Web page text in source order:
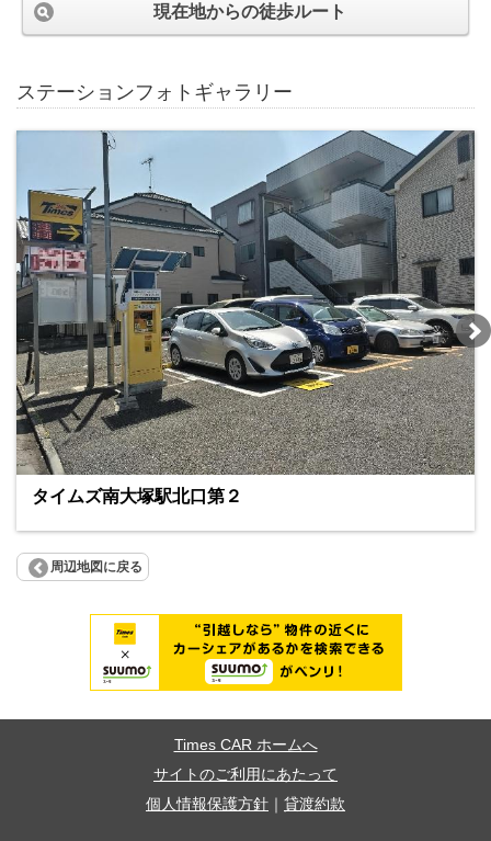
現在地からの徒歩ルート
ステーションフォトギャラリー
タイムズ南大塚駅北口第２
周辺地図に戻る
Times CAR ホームへ
サイトのご利用にあたって
個人情報保護方針
貸渡約款